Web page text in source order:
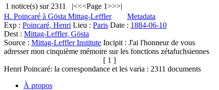
1 notice(s) sur 2311 |<<<Page 1>>>|
H. Poincaré à Gösta Mittag-Leffler
Metadata
Exp : Poincaré, Henri Lieu : Paris Date : 1884-06-10
Dest : Mittag-Leffler, Gösta
Source : Mittag-Leffler Institute Incipit : J'ai l'honneur de vous
adresser mon cinquième mémoire sur les fonctions zétafuchsiennes
[ 1 ]
Henri Poincaré: la correspondance et les varia : 2311 documents
À propos